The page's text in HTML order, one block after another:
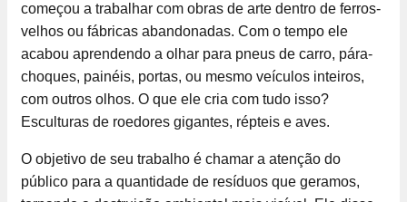
começou a trabalhar com obras de arte dentro de ferros-
velhos ou fábricas abandonadas. Com o tempo ele
acabou aprendendo a olhar para pneus de carro, pára-
choques, painéis, portas, ou mesmo veículos inteiros,
com outros olhos. O que ele cria com tudo isso?
Esculturas de roedores gigantes, répteis e aves.
O objetivo de seu trabalho é chamar a atenção do
público para a quantidade de resíduos que geramos,